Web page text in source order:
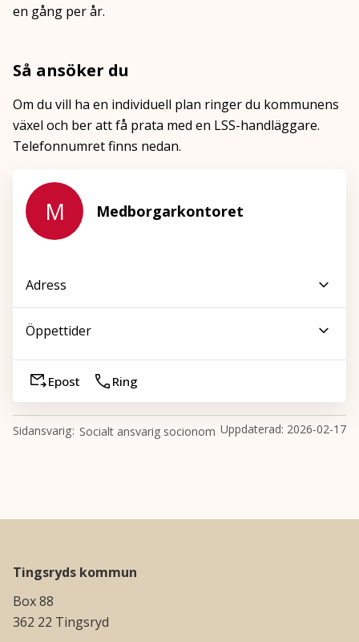
en gång per år.
Så ansöker du
Om du vill ha en individuell plan ringer du kommunens
växel och ber att få prata med en LSS-handläggare.
Telefonnumret finns nedan.
M Medborgarkontoret
Adress
Öppettider
Epost Ring
Socialt ansvarig socionom
Sidansvarig Uppdaterad: 2026-02-17
Tingsryds kommun
Box 88
362 22 Tingsryd